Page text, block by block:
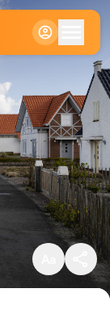
Klein
Standaard